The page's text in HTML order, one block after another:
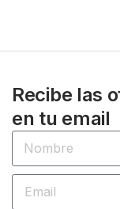
Recibe las
en tu email